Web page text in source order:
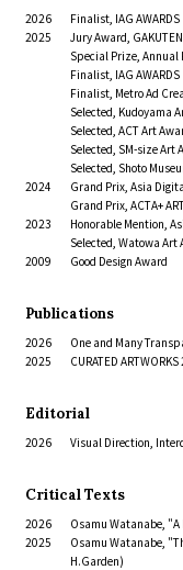
2026
Finalist, IAG AWARDS
2025
Jury Award, GAKUTEN
Special Prize,
Finalist, IAG AWARDS
Finalist, Metro Ad
Selected, Kudoyama
Selected, ACT Art
Selected, SM-size Art
Selected, Shoto
2024
Grand Prix, Asia
Grand Prix, ACTA+
2023
Honorable Mention,
Selected, Watowa Art
2009
Good Design Award
Publications
2026
One and Many
2025
CURATED
Editorial
2026 Visual Direction,
Critical Texts
2026 Osamu Watanabe, "A
2025
Osamu Watanabe,
H.Garden)